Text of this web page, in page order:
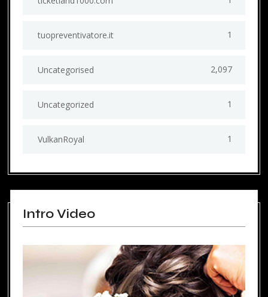
tuopreventivatore.it 1
Uncategorised 2,097
Uncategorized 1
VulkanRoyal 1
Intro Video